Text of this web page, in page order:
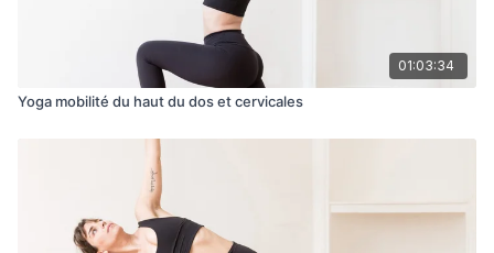
01:03:34
Yoga mobilité du haut du dos et cervicales